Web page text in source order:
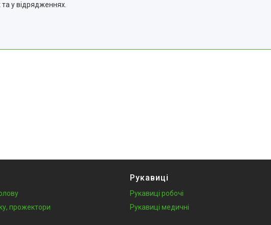
та у відрядженнях.
прожектори
Рукавиці
Рукавиці робочі
Рукавиці медичні